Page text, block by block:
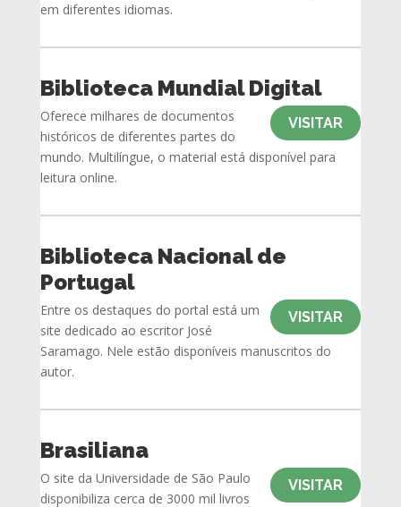
em diferentes idiomas.
Biblioteca Mundial Digital
VISITAR
Oferece milhares de documentos
históricos de diferentes partes do
mundo. Multilíngue, o material está disponível para
leitura online.
Biblioteca Nacional de
Portugal
VISITAR
Entre os destaques do portal está um
site dedicado ao escritor José
Saramago. Nele estão disponíveis manuscritos do
autor.
Brasiliana
VISITAR
O site da Universidade de São Paulo
disponibiliza cerca de 3000 mil livros